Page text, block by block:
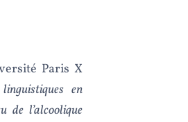
Paris X
en
de l’alcoolique